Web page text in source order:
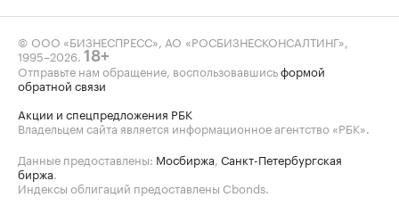
© ООО «БИЗНЕСПРЕСС», АО «РОСБИЗНЕСКОНСАЛТИНГ»,
1995–2026. 18+
Отправьте нам обращение, воспользовавшисьформой
обратной связи
Акции и спецпредложения РБК
Владельцем сайта является информационное агентство «РБК».
Данные предоставлены: Мосбиржа, Санкт-Петербургская
биржа.
Индексы облигаций предоставлены Cbonds.